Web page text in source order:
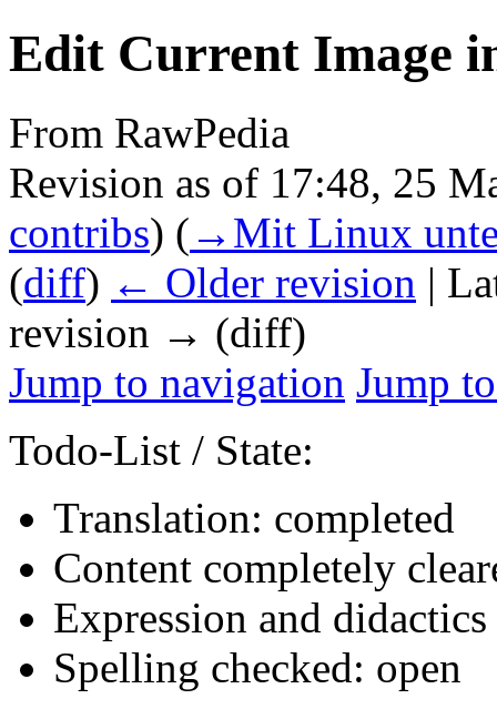
Edit Current Image
From RawPedia
Revision as of 17:48, 25
contribs) ( →‎Mit Linux
(diff) ← Older revision |
revision → (diff)
Jump to navigation Jump
Todo-List / State:
Translation: completed
Content completely
Expression and
Spelling checked: open